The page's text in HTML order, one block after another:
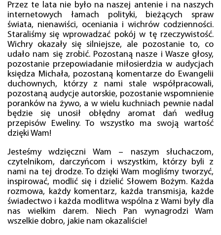
Przez te lata nie było na naszej antenie i na naszych
internetowych łamach polityki, bieżących spraw
świata, nienawiści, oceniania i wichrów codzienności.
Staraliśmy się wprowadzać pokój w tę rzeczywistość.
Wichry okazały się silniejsze, ale pozostanie to, co
udało nam się zrobić. Pozostaną nasze i Wasze głosy,
pozostanie przepowiadanie miłosierdzia w audycjach
księdza Michała, pozostaną komentarze do Ewangelii
duchownych, którzy z nami stale współpracowali,
pozostaną audycje autorskie, pozostanie wspomnienie
poranków na żywo, a w wielu kuchniach pewnie nadal
będzie się unosił obłędny aromat dań według
przepisów Eweliny. To wszystko ma swoją wartość
dzięki Wam!
Jesteśmy wdzięczni Wam – naszym słuchaczom,
czytelnikom, darczyńcom i wszystkim, którzy byli z
nami na tej drodze. To dzięki Wam mogliśmy tworzyć,
inspirować, modlić się i dzielić Słowem Bożym. Każda
rozmowa, każdy komentarz, każda transmisja, każde
świadectwo i każda modlitwa wspólna z Wami były dla
nas wielkim darem. Niech Pan wynagrodzi Wam
wszelkie dobro, jakie nam okazaliście!